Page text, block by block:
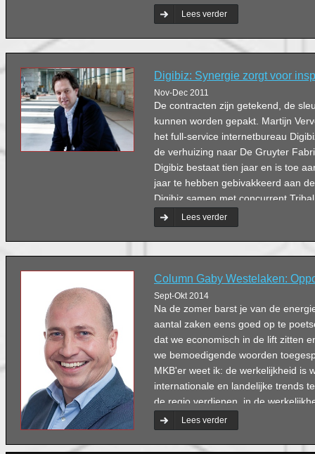
Durkstra, directeur en eigenaar
Lees verder
Digibiz: Synergie zorgt voor
Nov-Dec 2011
De contracten zijn getekend, de
kunnen worden gepakt. Martijn
het full-service internetbureau
de verhuizing naar De Gruyter
Digibiz bestaat tien jaar en is toe
jaar te hebben gebivakkeerd aan
Digibiz samen met concurrent
december de onlangs
heilig in het concept dat wij samen
verwacht dat hier veel moois uit
Vervoordeldonk.
Lees verder
Column Gaby Westelaken:
Sept-Okt 2014
Na de zomer barst je van de
aantal zaken eens goed op te
dat we economisch in de lift zitten
we bemoedigende woorden
MKB'er weet ik: de werkelijkheid is
internationale en landelijke trends
de regio verdienen, in de
hard werken en je kansen pakken.
branche en ook voor mij in de
dames en heren in Den Haag: niet
Lees verder